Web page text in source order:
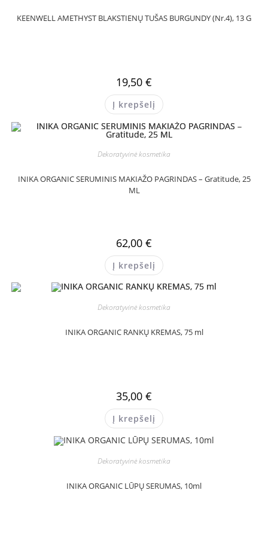
KEENWELL AMETHYST BLAKSTIENŲ TUŠAS BURGUNDY (Nr.4), 13 G
19,50 €
Į krepšelį
Dekoratyvinė kosmetika
INIKA ORGANIC SERUMINIS MAKIAŽO PAGRINDAS – Gratitude, 25
ML
62,00 €
Į krepšelį
Dekoratyvinė kosmetika
INIKA ORGANIC RANKŲ KREMAS, 75 ml
35,00 €
Į krepšelį
Dekoratyvinė kosmetika
INIKA ORGANIC LŪPŲ SERUMAS, 10ml